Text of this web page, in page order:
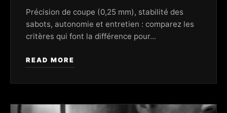
Précision de coupe (0,25 mm), stabilité des
sabots, autonomie et entretien : comparez les
critères qui font la différence pour...
READ MORE